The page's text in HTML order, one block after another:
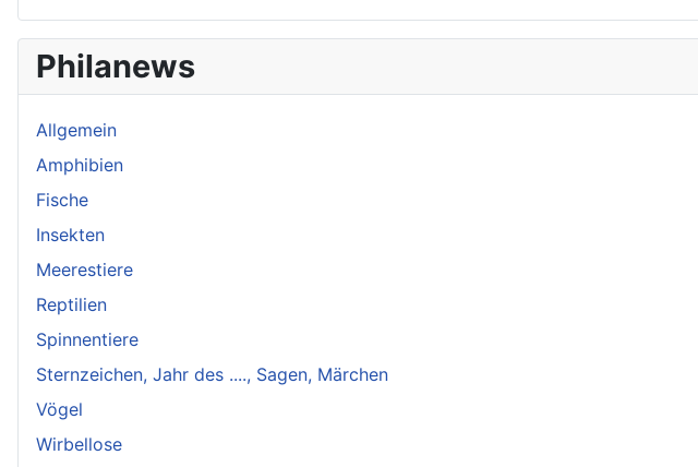
Philanews
Allgemein
Amphibien
Fische
Insekten
Meerestiere
Reptilien
Spinnentiere
Sternzeichen, Jahr des ...., Sagen, Märchen
Vögel
Wirbellose